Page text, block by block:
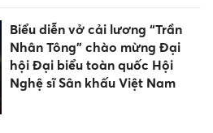
Biểu diễn vở cải lương “Trần
Nhân Tông” chào mừng Đại
hội Đại biểu toàn quốc Hội
Nghệ sĩ Sân khấu Việt Nam